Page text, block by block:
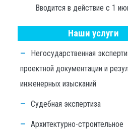
Вводится в действие с 1
Наши услуги
Негосударственная
проектной документации и
инженерных изысканий
Судебная экспертиза
Архитектурно-строительное